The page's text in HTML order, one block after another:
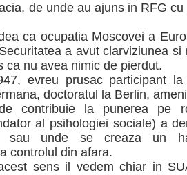
de unde au ajuns in RFG
ca ocupatia Moscovei a
a avut clarviziunea si
ca nu avea nimic de pierdut.
evreu prusac participant
doctoratul la Berlin,
contribuie la punerea pe
al psihologiei sociale) a
sau unde se creaza un
controlul din afara.
sens il vedem chiar in